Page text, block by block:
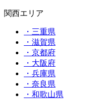
関西エリア
・三重県
・滋賀県
・京都府
・大阪府
・兵庫県
・奈良県
・和歌山県